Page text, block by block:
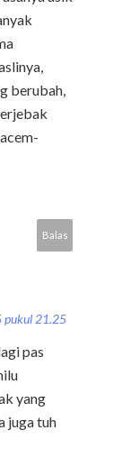
berubah,
Balas
pukul 21.25
pas
yang
juga tuh